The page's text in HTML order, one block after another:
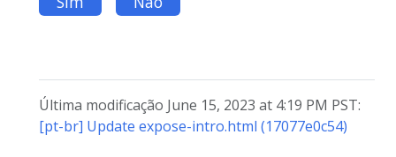
Última modificação June 15, 2023 at 4:19 PM PST:
[pt-br] Update expose-intro.html (17077e0c54)